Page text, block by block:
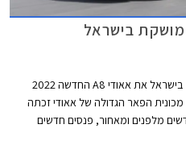
צ׳מפיון מוטורס, יבואנית אאודי, משיקה בישראל את אאודי A8 החדשה 2022
הפאר הגדולה של אאודי זכתה
מלפנים ומאחור, פנסים חדשים